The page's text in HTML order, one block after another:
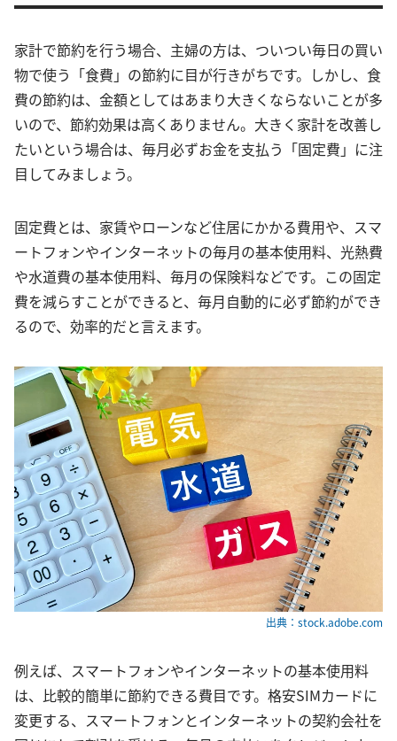
家計で節約を行う場合、主婦の方は、ついつい毎日の買い
物で使う「食費」の節約に目が行きがちです。しかし、食
費の節約は、金額としてはあまり大きくならないことが多
いので、節約効果は高くありません。大きく家計を改善し
たいという場合は、毎月必ずお金を支払う「固定費」に注
目してみましょう。
固定費とは、家賃やローンなど住居にかかる費用や、スマ
ートフォンやインターネットの毎月の基本使用料、光熱費
や水道費の基本使用料、毎月の保険料などです。この固定
費を減らすことができると、毎月自動的に必ず節約ができ
るので、効率的だと言えます。
出典：stock.adobe.com
例えば、スマートフォンやインターネットの基本使用料
は、比較的簡単に節約できる費目です。格安SIMカードに
変更する、スマートフォンとインターネットの契約会社を